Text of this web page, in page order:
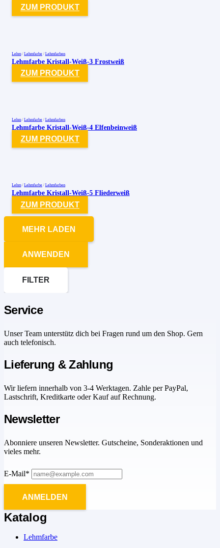
ZUM PRODUKT
Lehm / Lehmfarbe / Lehmfarben
Lehmfarbe Kristall-Weiß-3 Frostweiß
ZUM PRODUKT
Lehm / Lehmfarbe / Lehmfarben
Lehmfarbe Kristall-Weiß-4 Elfenbeinweiß
ZUM PRODUKT
Lehm / Lehmfarbe / Lehmfarben
Lehmfarbe Kristall-Weiß-5 Fliederweiß
ZUM PRODUKT
MEHR LADEN
ANWENDEN
FILTER
Service
Unser Team unterstütz dich bei Fragen rund um den Shop. Gern
auch telefonisch.
Lieferung & Zahlung
Wir liefern innerhalb von 3-4 Werktagen. Zahle per PayPal,
Lastschrift, Kreditkarte oder Kauf auf Rechnung.
Newsletter
Abonniere unseren Newsletter. Gutscheine, Sonderaktionen und
vieles mehr.
E-Mail*
ANMELDEN
Katalog
Lehmfarbe